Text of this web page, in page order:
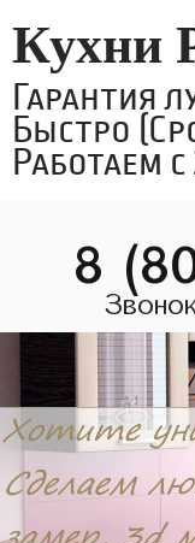
Кухни
Гарантия
Быстро
Работаем с
8